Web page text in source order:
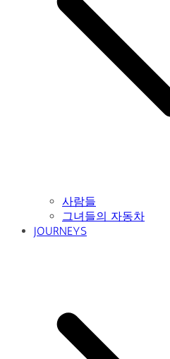
사람들
그녀들의 자동차
JOURNEYS